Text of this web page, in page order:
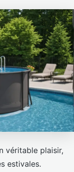
véritable plaisir,
estivales.